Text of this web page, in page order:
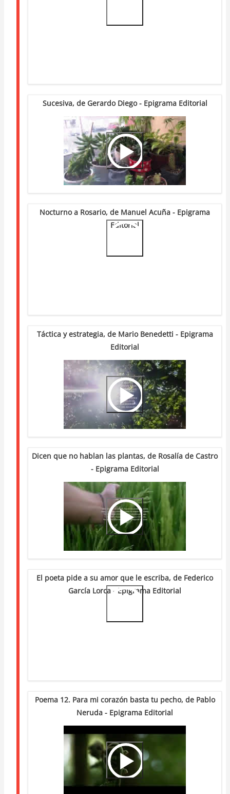
Sucesiva, de Gerardo Diego - Epigrama Editorial
Video
Url
Nocturno a Rosario, de Manuel Acuña - Epigrama
Editorial
Táctica y estrategia, de Mario Benedetti - Epigrama
Editorial
Video
Url
Dicen que no hablan las plantas, de Rosalía de Castro
- Epigrama Editorial
Video
El poeta pide a su amor que le escriba, de Federico
García Lorca - Epigrama Editorial
Poema 12. Para mi corazón basta tu pecho, de Pablo
Neruda - Epigrama Editorial
Video